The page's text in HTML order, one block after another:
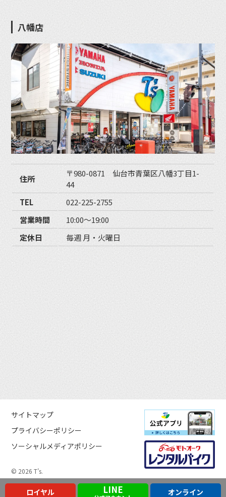
八幡店
住所
〒980-0871 仙台市青葉区八幡3丁目1-
44
TEL
022-225-2755
営業時間
10:00〜19:00
定休日
毎週 月・火曜日
サイトマップ
プライバシーポリシー
ソーシャルメディアポリシー
© 2026 T’s.
ロイヤル
LINE
オンライン